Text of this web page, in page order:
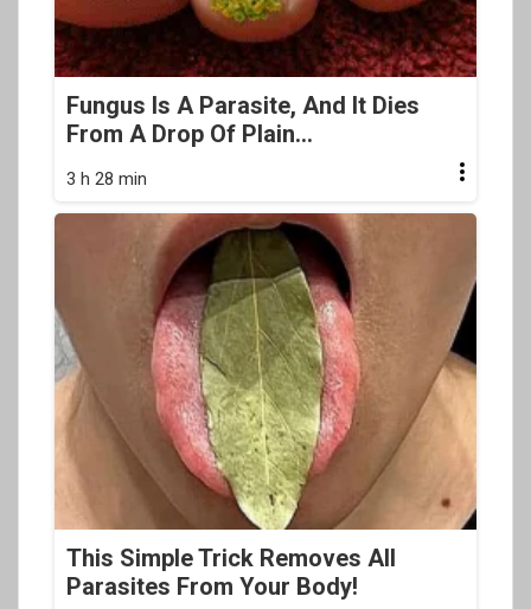
Fungus Is A Parasite, And It Dies
From A Drop Of Plain...
3 h 28 min
This Simple Trick Removes All
Parasites From Your Body!